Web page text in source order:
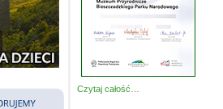
Czytaj całość…